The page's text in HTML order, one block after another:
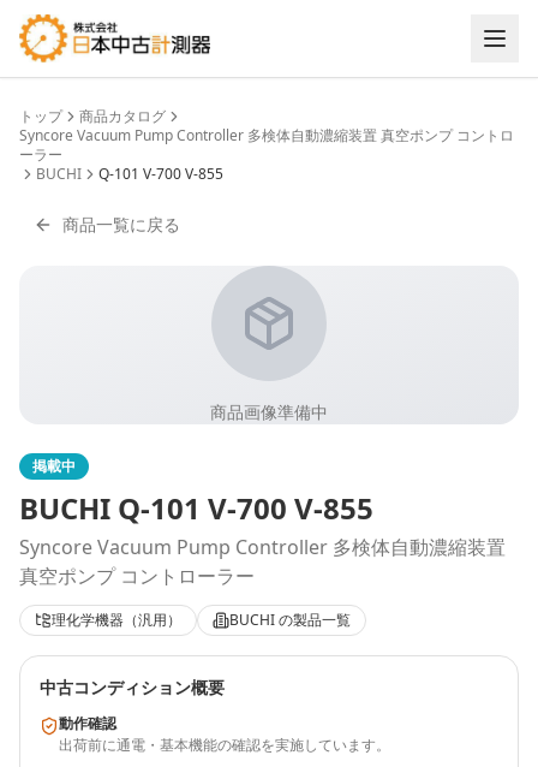
トップ
商品カタログ
Syncore Vacuum Pump Controller 多検体自動濃縮装置 真空ポンプ コントロ
ーラー
BUCHI
Q-101 V-700 V-855
商品一覧に戻る
商品画像準備中
掲載中
BUCHI Q-101 V-700 V-855
Syncore Vacuum Pump Controller 多検体自動濃縮装置
真空ポンプ コントローラー
理化学機器（汎用） BUCHIの製品一覧
中古コンディション概要
動作確認
出荷前に通電・基本機能の確認を実施しています。